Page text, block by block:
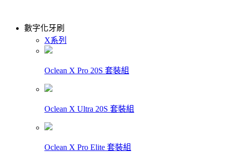
數字化牙刷
X系列
Oclean X Pro 20S 套裝組
Oclean X Ultra 20S 套裝組
Oclean X Pro Elite 套裝組